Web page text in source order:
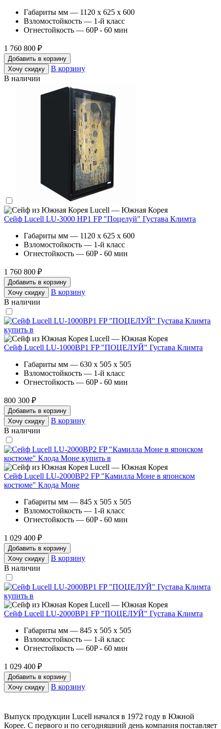
Габариты мм — 1120 x 625 x 600
Взломостойкость — 1-й класс
Огнестойкость — 60P - 60 мин
1 760 800 ₽
Добавить в корзину
Хочу скидку
В корзину
В наличии
Lucell — Южная Корея
Сейф Lucell LU-3000 HP1 FP "Поцелуй" Густава Климта
Габариты мм — 1120 x 625 x 600
Взломостойкость — 1-й класс
Огнестойкость — 60P - 60 мин
1 760 800 ₽
Добавить в корзину
Хочу скидку
В корзину
В наличии
Lucell — Южная Корея
Сейф Lucell LU-1000BP1 FP "ПОЦЕЛУЙ" Густава Климта
Габариты мм — 630 x 505 x 505
Взломостойкость — 1-й класс
Огнестойкость — 60P - 60 мин
800 300 ₽
Добавить в корзину
Хочу скидку
В корзину
В наличии
Lucell — Южная Корея
Сейф Lucell LU-2000BP2 FP "Камилла Моне в японском
костюме" Клода Моне
Габариты мм — 845 x 505 x 505
Взломостойкость — 1-й класс
Огнестойкость — 60P - 60 мин
1 029 400 ₽
Добавить в корзину
Хочу скидку
В корзину
В наличии
Lucell — Южная Корея
Сейф Lucell LU-2000BP1 FP "ПОЦЕЛУЙ" Густава Климта
Габариты мм — 845 x 505 x 505
Взломостойкость — 1-й класс
Огнестойкость — 60P - 60 мин
1 029 400 ₽
Добавить в корзину
Хочу скидку
В корзину
Выпуск продукции Lucell начался в 1972 году в Южной
Корее. С первого и по сегодняшний день компания поставляет